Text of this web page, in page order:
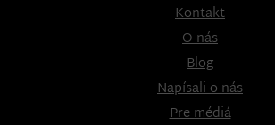
Kontakt
O nás
Blog
Napísali o nás
Pre médiá